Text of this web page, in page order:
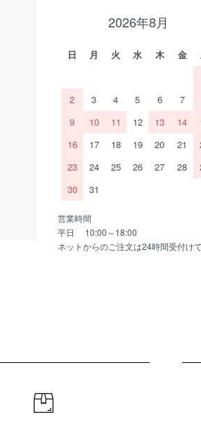
2026年8月
日 月 火 水 木 金
2 3 4 5 6
7
9
10 11 12 13 14
16
17 18 19 20 21
23
24 25 26 27 28
30
31
営業時間
平日 10:00～18:00
ネットからのご注文は24時間受付け